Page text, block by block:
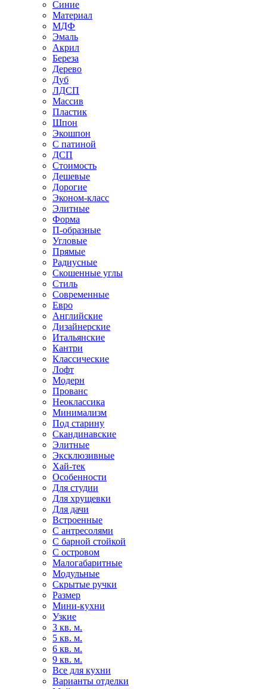
Синие
Материал
МДФ
Эмаль
Акрил
Береза
Дерево
Дуб
ЛДСП
Массив
Пластик
Шпон
Экошпон
С патиной
ДСП
Стоимость
Дешевые
Дорогие
Эконом-класс
Элитные
Форма
П-образные
Угловые
Прямые
Радиусные
Скошенные углы
Стиль
Современные
Евро
Английские
Дизайнерские
Итальянские
Кантри
Классические
Лофт
Модерн
Прованс
Неоклассика
Минимализм
Под старину
Скандинавские
Элитные
Эксклюзивные
Хай-тек
Особенности
Для студии
Для хрущевки
Для дачи
Встроенные
С антресолями
С барной стойкой
С островом
Малогабаритные
Модульные
Скрытые ручки
Размер
Мини-кухни
Узкие
3 кв. м.
5 кв. м.
6 кв. м.
9 кв. м.
Все для кухни
Варианты отделки